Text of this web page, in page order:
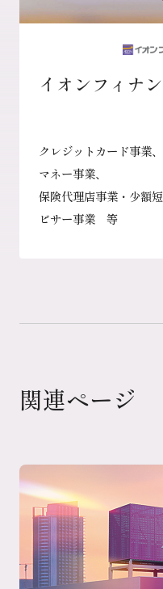
イオンフィナ
クレジットカード事業
マネー事業、
保険代理店事業・少額
ビサー事業 等
関連ページ